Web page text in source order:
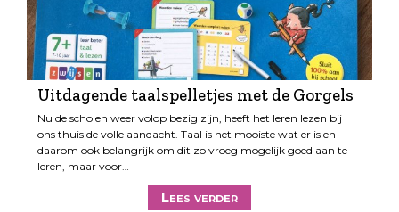
Uitdagende taalspelletjes met de Gorgels
Nu de scholen weer volop bezig zijn, heeft het leren lezen bij
ons thuis de volle aandacht. Taal is het mooiste wat er is en
daarom ook belangrijk om dit zo vroeg mogelijk goed aan te
leren, maar voor…
Lees verder